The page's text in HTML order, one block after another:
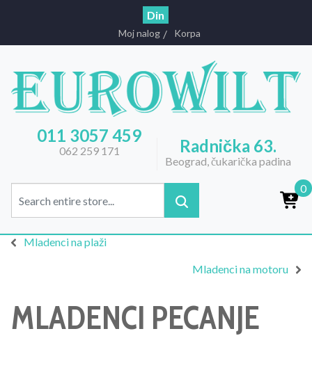
Din
Moj nalog Korpa
011 3057 459
062 259 171 Radnička 63.
Beograd, čukarička padina
0
Mladenci na plaži
Mladenci na motoru
MLADENCI PECANJE